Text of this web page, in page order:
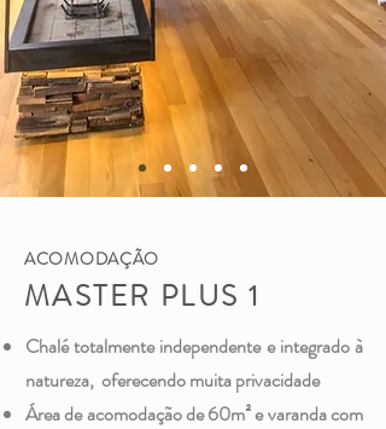
MASTER PLUS 1
Chalé totalmente independente e integrado à
natureza, oferecendo muita privacidade
Área de acomodação de 60m² e varanda com
ACOMODAÇÃO